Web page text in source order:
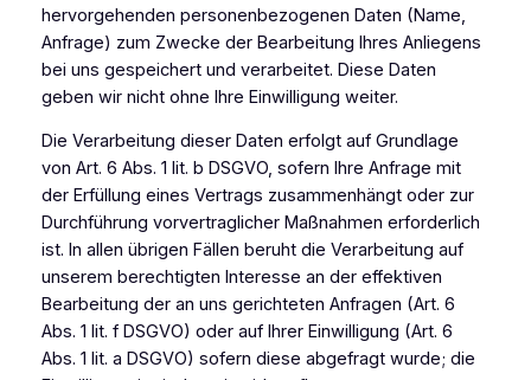
hervorgehenden personenbezogenen Daten (Name,
Anfrage) zum Zwecke der Bearbeitung Ihres Anliegens
bei uns gespeichert und verarbeitet. Diese Daten
geben wir nicht ohne Ihre Einwilligung weiter.
Die Verarbeitung dieser Daten erfolgt auf Grundlage
von Art. 6 Abs. 1 lit. b DSGVO, sofern Ihre Anfrage mit
der Erfüllung eines Vertrags zusammenhängt oder zur
Durchführung vorvertraglicher Maßnahmen erforderlich
ist. In allen übrigen Fällen beruht die Verarbeitung auf
unserem berechtigten Interesse an der effektiven
Bearbeitung der an uns gerichteten Anfragen (Art. 6
Abs. 1 lit. f DSGVO) oder auf Ihrer Einwilligung (Art. 6
Abs. 1 lit. a DSGVO) sofern diese abgefragt wurde; die